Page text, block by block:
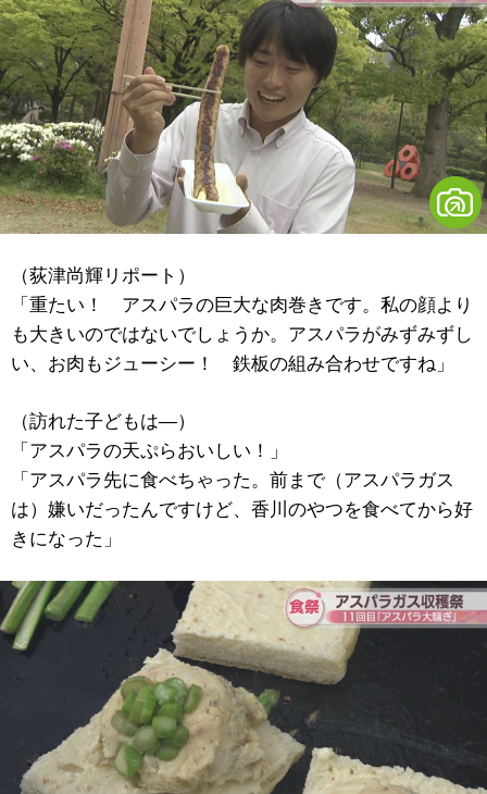
（荻津尚輝リポート）
「重たい！ アスパラの巨大な肉巻きです。私の顔より
も大きいのではないでしょうか。アスパラがみずみずし
い、お肉もジューシー！ 鉄板の組み合わせですね」
（訪れた子どもは―）
「アスパラの天ぷらおいしい！」
「アスパラ先に食べちゃった。前まで（アスパラガス
は）嫌いだったんですけど、香川のやつを食べてから好
きになった」